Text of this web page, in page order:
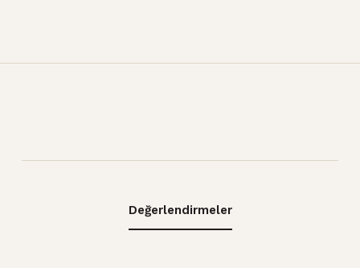
Değerlendirmeler